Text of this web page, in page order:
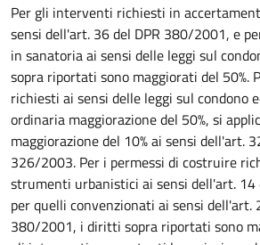
Per gli interventi richiesti in
sensi dell'art. 36 del DPR 380/2001, e
in sanatoria ai sensi delle leggi sul
sopra riportati sono maggiorati del 50%.
richiesti ai sensi delle leggi sul condono
ordinaria maggiorazione del 50%, si
maggiorazione del 10% ai sensi dell'art.
326/2003. Per i permessi di costruire
strumenti urbanistici ai sensi dell'art. 14
per quelli convenzionati ai sensi dell'art.
380/2001, i diritti sopra riportati sono